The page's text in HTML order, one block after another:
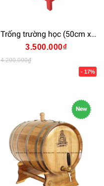
Trống trường học (50cm x 70cm)
3.500.000₫
4.200.000₫
- 17%
New